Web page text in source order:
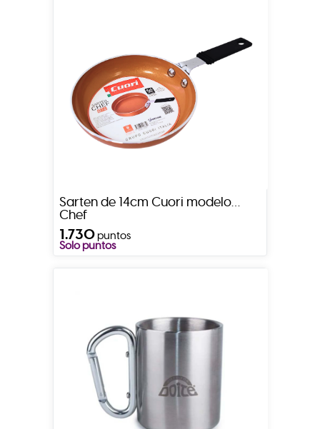
Sarten de 14cm Cuori modelo
Chef
1.730puntos
Solo puntos